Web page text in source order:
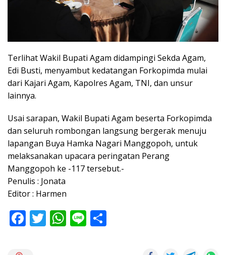
Terlihat Wakil Bupati Agam didampingi Sekda Agam,
Edi Busti, menyambut kedatangan Forkopimda mulai
dari Kajari Agam, Kapolres Agam, TNI, dan unsur
lainnya.
Usai sarapan, Wakil Bupati Agam beserta Forkopimda
dan seluruh rombongan langsung bergerak menuju
lapangan Buya Hamka Nagari Manggopoh, untuk
melaksanakan upacara peringatan Perang
Manggopoh ke -117 tersebut.-
Penulis : Jonata
Editor : Harmen
F T W Li